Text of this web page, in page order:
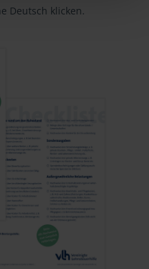
Deutsch klicken.